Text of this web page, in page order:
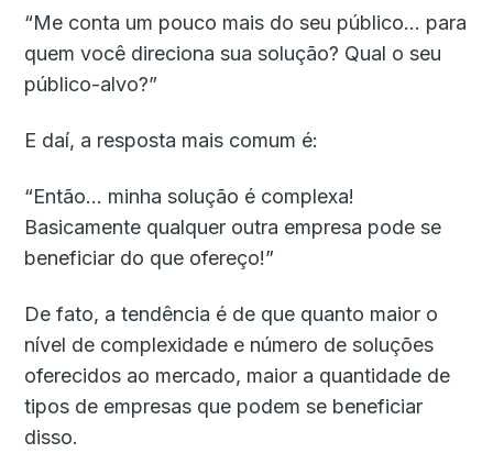
“Me conta um pouco mais do seu público… para
quem você direciona sua solução? Qual o seu
público-alvo?”
E daí, a resposta mais comum é:
“Então… minha solução é complexa!
Basicamente qualquer outra empresa pode se
beneficiar do que ofereço!”
De fato, a tendência é de que quanto maior o
nível de complexidade e número de soluções
oferecidos ao mercado, maior a quantidade de
tipos de empresas que podem se beneficiar
disso.